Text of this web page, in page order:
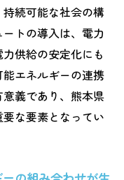
続可能な社会の構
トの導入は、電力
供給の安定化にも
エネルギーの連携
義であり、熊本県
な要素となってい